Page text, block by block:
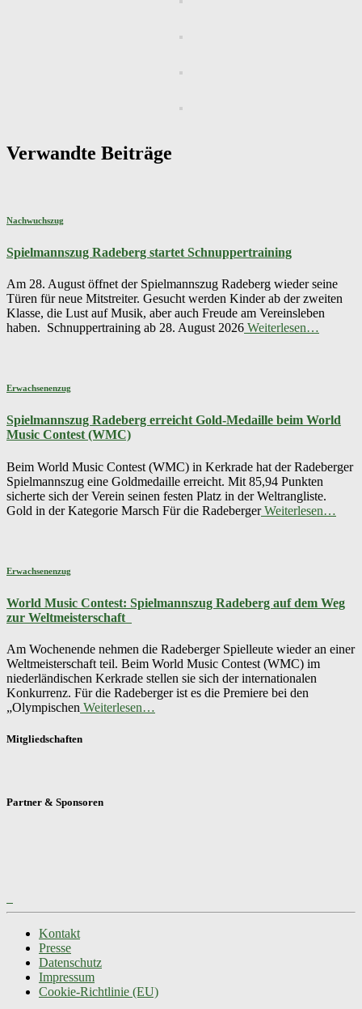
Verwandte Beiträge
Nachwuchszug
Spielmannszug Radeberg startet Schnuppertraining
Am 28. August öffnet der Spielmannszug Radeberg wieder seine
Türen für neue Mitstreiter. Gesucht werden Kinder ab der zweiten
Klasse, die Lust auf Musik, aber auch Freude am Vereinsleben
haben. Schnuppertraining ab 28. August 2026 Weiterlesen…
Erwachsenenzug
Spielmannszug Radeberg erreicht Gold-Medaille beim World
Music Contest (WMC)
Beim World Music Contest (WMC) in Kerkrade hat der Radeberger
Spielmannszug eine Goldmedaille erreicht. Mit 85,94 Punkten
sicherte sich der Verein seinen festen Platz in der Weltrangliste.
Gold in der Kategorie Marsch Für die RadebergerWeiterlesen…
Erwachsenenzug
World Music Contest: Spielmannszug Radeberg auf dem Weg
zur Weltmeisterschaft
Am Wochenende nehmen die Radeberger Spielleute wieder an einer
Weltmeisterschaft teil. Beim World Music Contest (WMC) im
niederländischen Kerkrade stellen sie sich der internationalen
Konkurrenz. Für die Radeberger ist es die Premiere bei den
„Olympischen Weiterlesen…
Mitgliedschaften
Partner & Sponsoren
Kontakt
Presse
Datenschutz
Impressum
Cookie-Richtlinie (EU)